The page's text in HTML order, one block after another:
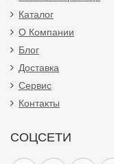
Каталог
О Компании
Блог
Доставка
Сервис
Контакты
СОЦСЕТИ